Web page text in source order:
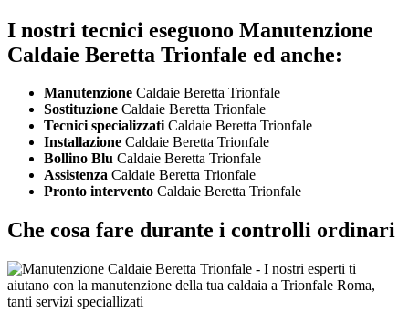
I nostri tecnici eseguono Manutenzione
Caldaie Beretta Trionfale ed anche:
Manutenzione Caldaie Beretta Trionfale
Sostituzione Caldaie Beretta Trionfale
Tecnici specializzatiCaldaie Beretta Trionfale
Installazione Caldaie Beretta Trionfale
Bollino Blu Caldaie Beretta Trionfale
Assistenza Caldaie Beretta Trionfale
Pronto intervento Caldaie Beretta Trionfale
Che cosa fare durante i controlli ordinari